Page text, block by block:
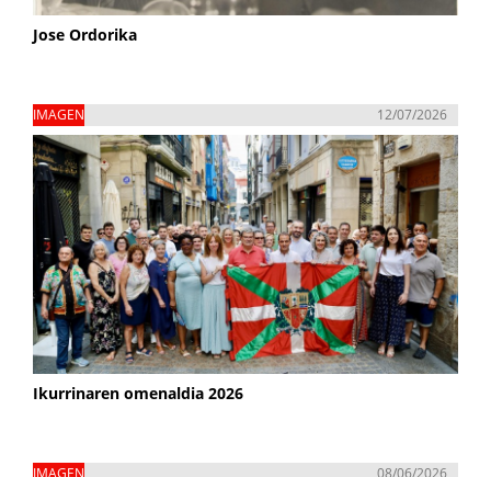
Jose Ordorika
IMAGEN 12/07/2026
Ikurrinaren omenaldia 2026